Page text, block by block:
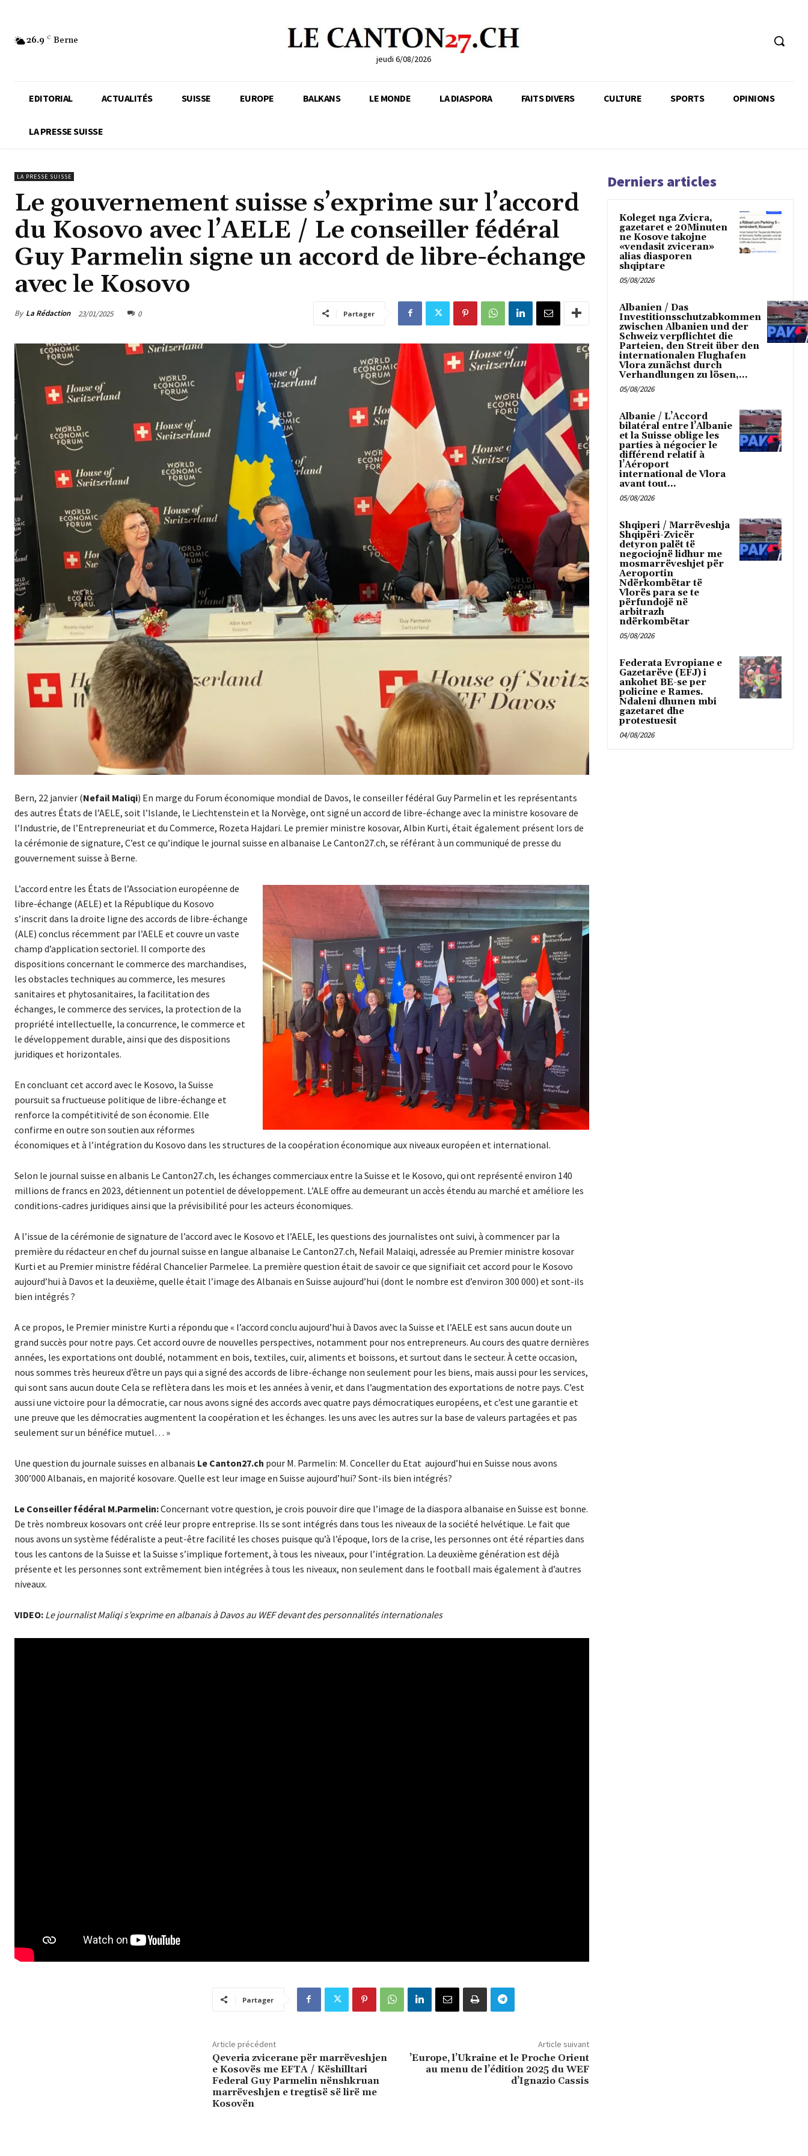
26.9 C Berne
jeudi 6/08/2026
EDITORIAL ACTUALITÉS SUISSE EUROPE BALKANS LE MONDE LA DIASPORA FAITS DIVERS CULTURE SPORTS OPINIONS
LA PRESSE SUISSE
LA PRESSE SUISSE
Le gouvernement suisse s’exprime sur l’accord
du Kosovo avec l’AELE / Le conseiller fédéral
Guy Parmelin signe un accord de libre-échange
avec le Kosovo
By La Rédaction 23/01/2025 0 Partager
Bern, 22 janvier (Nefail Maliqi) En marge du Forum économique mondial de Davos, le conseiller fédéral Guy Parmelin et les représentants
des autres États de l’AELE, soit l’Islande, le Liechtenstein et la Norvège, ont signé un accord de libre-échange avec la ministre kosovare de
l’Industrie, de l’Entrepreneuriat et du Commerce, Rozeta Hajdari. Le premier ministre kosovar, Albin Kurti, était également présent lors de
la cérémonie de signature, C’est ce qu’indique le journal suisse en albanaise Le Canton27.ch, se référant à un communiqué de presse du
gouvernement suisse à Berne.
L’accord entre les États de l’Association européenne de
libre-échange (AELE) et la République du Kosovo
s’inscrit dans la droite ligne des accords de libre-échange
(ALE) conclus récemment par l’AELE et couvre un vaste
champ d’application sectoriel. Il comporte des
dispositions concernant le commerce des marchandises,
les obstacles techniques au commerce, les mesures
sanitaires et phytosanitaires, la facilitation des
échanges, le commerce des services, la protection de la
propriété intellectuelle, la concurrence, le commerce et
le développement durable, ainsi que des dispositions
juridiques et horizontales.
En concluant cet accord avec le Kosovo, la Suisse
poursuit sa fructueuse politique de libre-échange et
renforce la compétitivité de son économie. Elle
confirme en outre son soutien aux réformes
économiques et à l’intégration du Kosovo dans les structures de la coopération économique aux niveaux européen et international.
Selon le journal suisse en albanis Le Canton27.ch, les échanges commerciaux entre la Suisse et le Kosovo, qui ont représenté environ 140
millions de francs en 2023, détiennent un potentiel de développement. L’ALE offre au demeurant un accès étendu au marché et améliore les
conditions-cadres juridiques ainsi que la prévisibilité pour les acteurs économiques.
A l’issue de la cérémonie de signature de l’accord avec le Kosovo et l’AELE, les questions des journalistes ont suivi, à commencer par la
première du rédacteur en chef du journal suisse en langue albanaise Le Canton27.ch, Nefail Malaiqi, adressée au Premier ministre kosovar
Kurti et au Premier ministre fédéral Chancelier Parmelee. La première question était de savoir ce que signifiait cet accord pour le Kosovo
aujourd’hui à Davos et la deuxième, quelle était l’image des Albanais en Suisse aujourd’hui (dont le nombre est d’environ 300 000) et sont-ils
bien intégrés ?
A ce propos, le Premier ministre Kurti a répondu que « l’accord conclu aujourd’hui à Davos avec la Suisse et l’AELE est sans aucun doute un
grand succès pour notre pays. Cet accord ouvre de nouvelles perspectives, notamment pour nos entrepreneurs. Au cours des quatre dernières
années, les exportations ont doublé, notamment en bois, textiles, cuir, aliments et boissons, et surtout dans le secteur. À cette occasion,
nous sommes très heureux d’être un pays qui a signé des accords de libre-échange non seulement pour les biens, mais aussi pour les services,
qui sont sans aucun doute Cela se reflètera dans les mois et les années à venir, et dans l’augmentation des exportations de notre pays. C’est
aussi une victoire pour la démocratie, car nous avons signé des accords avec quatre pays démocratiques européens, et c’est une garantie et
une preuve que les démocraties augmentent la coopération et les échanges. les uns avec les autres sur la base de valeurs partagées et pas
seulement sur un bénéfice mutuel… »
Une question du journale suisses en albanais Le Canton27.ch pour M. Parmelin: M. Conceller du Etat aujourd’hui en Suisse nous avons
300’000 Albanais, en majorité kosovare. Quelle est leur image en Suisse aujourd’hui? Sont-ils bien intégrés?
Le Conseiller fédéral M.Parmelin:Concernant votre question, je crois pouvoir dire que l’image de la diaspora albanaise en Suisse est bonne.
De très nombreux kosovars ont créé leur propre entreprise. Ils se sont intégrés dans tous les niveaux de la société helvétique. Le fait que
nous avons un système fédéraliste a peut-être facilité les choses puisque qu’à l’époque, lors de la crise, les personnes ont été réparties dans
tous les cantons de la Suisse et la Suisse s’implique fortement, à tous les niveaux, pour l’intégration. La deuxième génération est déjà
présente et les personnes sont extrêmement bien intégrées à tous les niveaux, non seulement dans le football mais également à d’autres
niveaux.
VIDEO: Le journalist Maliqi s’exprime en albanais à Davos au WEF devant des personnalités internationales
Partager
Article précédent
Qeveria zvicerane për marrëveshjen
e Kosovës me EFTA / Këshilltari
Federal Guy Parmelin nënshkruan
marrëveshjen e tregtisë së lirë me
Kosovën
Article suivant
’Europe, l’Ukraine et le Proche Orient
au menu de l’édition 2025 du WEF
d’Ignazio Cassis
Derniers articles
Koleget nga Zvicra,
gazetaret e 20Minuten
ne Kosove takojne
«vendasit zviceran»
alias diasporen
shqiptare
05/08/2026
Albanien / Das
Investitionsschutzabkommen
zwischen Albanien und der
Schweiz verpflichtet die
Parteien, den Streit über den
internationalen Flughafen
Vlora zunächst durch
Verhandlungen zu lösen,...
05/08/2026
Albanie / L’Accord
bilatéral entre l’Albanie
et la Suisse oblige les
parties à négocier le
différend relatif à
l’Aéroport
international de Vlora
avant tout...
05/08/2026
Shqiperi / Marrëveshja
Shqipëri-Zvicër
detyron palët të
negociojnë lidhur me
mosmarrëveshjet për
Aeroportin
Ndërkombëtar të
Vlorës para se te
përfundojë në
arbitrazh
ndërkombëtar
05/08/2026
Federata Evropiane e
Gazetarëve (EFJ) i
ankohet BE-se per
policine e Rames.
Ndaleni dhunen mbi
gazetaret dhe
protestuesit
04/08/2026